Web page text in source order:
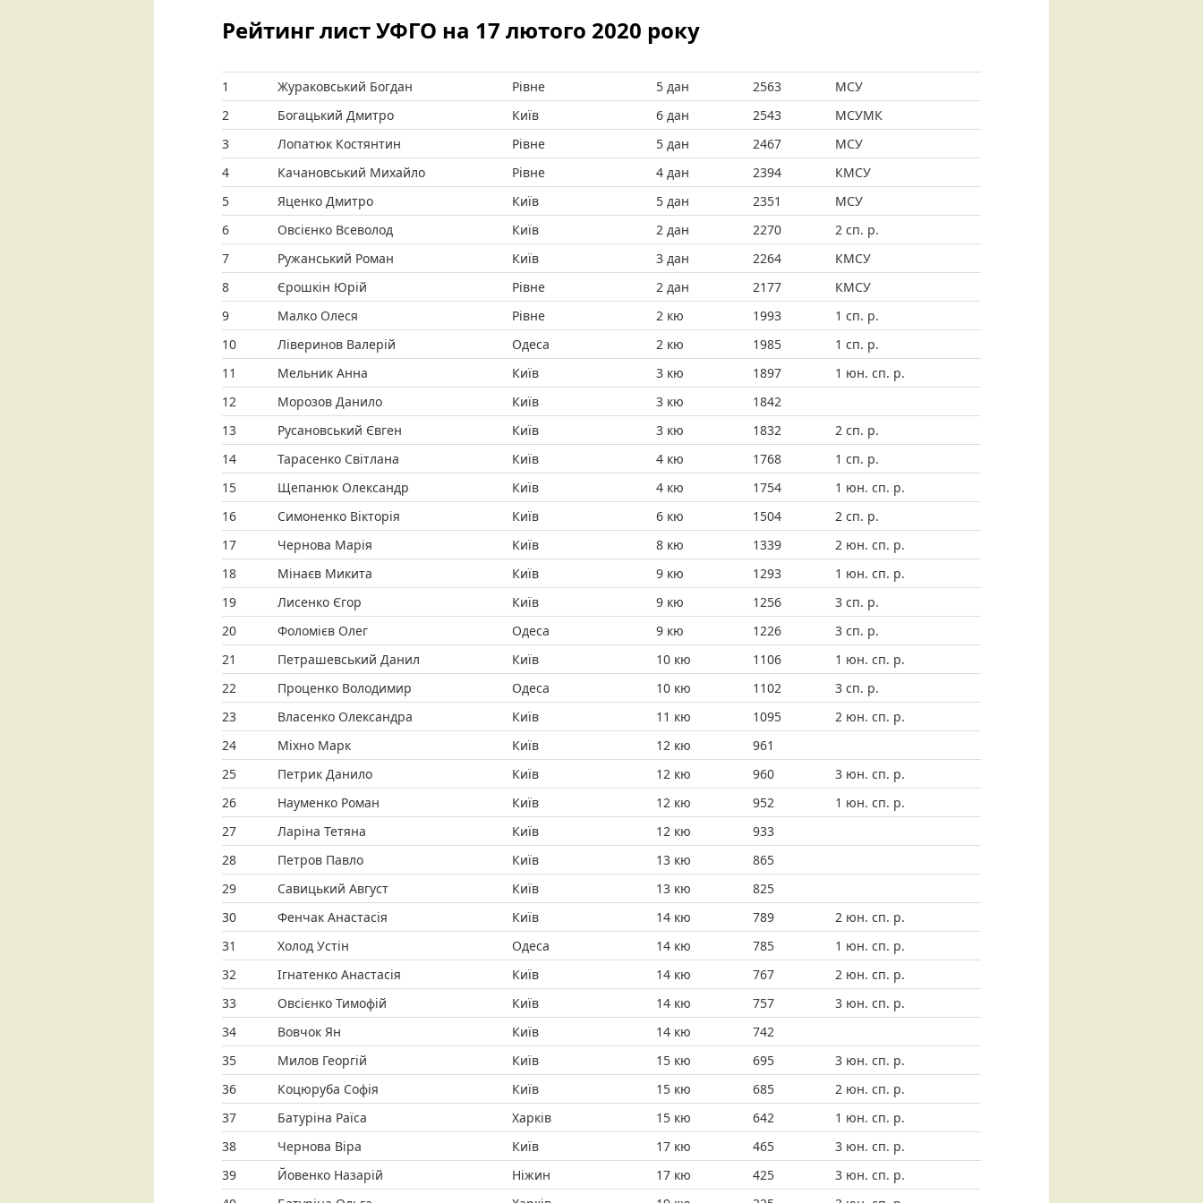
вмісту
Рейтинг лист УФГО на 17 лютого 2020 року
1 Жураковський Богдан Рівне 5 дан 2563
МСУ
2
Богацький Дмитро Київ 6 дан 2543
МСУМК
3
Лопатюк Костянтин Рівне 5 дан 2467
МСУ
4
Качановський Михайло Рівне 4 дан 2394
КМСУ
5
Яценко Дмитро Київ 5 дан 2351
МСУ
6
Овсієнко Всеволод Київ 2 дан 2270
2 сп. р.
7
Ружанський Роман Київ 3 дан 2264
КМСУ
8
Єрошкін Юрій Рівне 2 дан 2177
КМСУ
9
Малко Олеся Рівне 2 кю 1993
1 сп. р.
10
Ліверинов Валерій Одеса 2 кю 1985
1 сп. р.
11
Мельник Анна Київ 3 кю 1897
1 юн. сп. р.
12
Морозов Данило Київ 3 кю
1842
13
Русановський Євген Київ 3 кю 1832
2 сп. р.
14
Тарасенко Світлана Київ 4 кю 1768
1 сп. р.
15
Щепанюк Олександр Київ 4 кю 1754
1 юн. сп. р.
16
Симоненко Вікторія Київ 6 кю 1504
2 сп. р.
17
Чернова Марія Київ 8 кю 1339
2 юн. сп. р.
18
Мінаєв Микита Київ 9 кю 1293
1 юн. сп. р.
19
Лисенко Єгор Київ 9 кю 1256
3 сп. р.
20
Фоломієв Олег Одеса 9 кю 1226
3 сп. р.
21
Петрашевський Данил Київ 10 кю 1106
1 юн. сп. р.
22
Проценко Володимир Одеса 10 кю 1102
3 сп. р.
23
Власенко Олександра Київ 11 кю 1095
2 юн. сп. р.
24
Міхно Марк Київ 12 кю
961
25
Петрик Данило Київ 12 кю 960
3 юн. сп. р.
26
Науменко Роман Київ 12 кю 952
1 юн. сп. р.
27
Ларіна Тетяна Київ 12 кю
933
28
Петров Павло Київ 13 кю
865
29
Савицький Август Київ 13 кю
825
30
Фенчак Анастасія Київ 14 кю 789
2 юн. сп. р.
31
Холод Устін Одеса 14 кю 785
1 юн. сп. р.
32
Ігнатенко Анастасія Київ 14 кю 767
2 юн. сп. р.
33
Овсієнко Тимофій Київ 14 кю 757
3 юн. сп. р.
34
Вовчок Ян Київ 14 кю
742
35
Милов Георгій Київ 15 кю 695
3 юн. сп. р.
36
Коцюруба Софія Київ 15 кю 685
2 юн. сп. р.
37
Батуріна Раїса Харків 15 кю 642
1 юн. сп. р.
38
Чернова Віра Київ 17 кю 465
3 юн. сп. р.
39
Йовенко Назарій Ніжин 17 кю 425
3 юн. сп. р.